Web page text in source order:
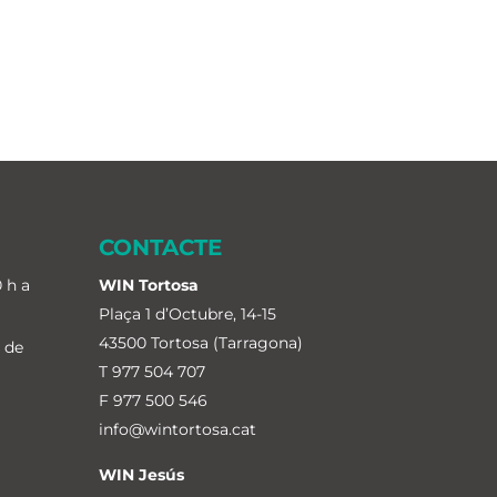
h a
de
CONTACTE
WIN Tortosa
Plaça 1 d’Octubre, 14-15
43500 Tortosa (Tarragona)
T977 504 707
F 977 500 546
info@wintortosa.cat
WIN Jesús